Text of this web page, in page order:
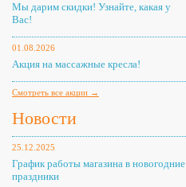
Мы дарим скидки! Узнайте, какая у
Вас!
01.08.2026
Акция на массажные кресла!
Смотреть все акции →
Новости
25.12.2025
График работы магазина в новогодние
праздники